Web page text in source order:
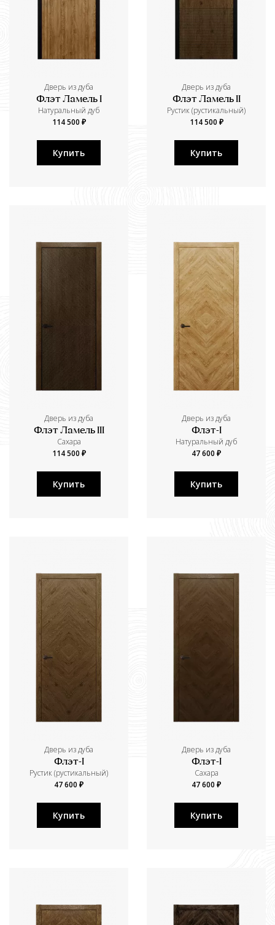
Дверь из дуба
Флэт Ламель I
Натуральный дуб
114 500 ₽
Купить
Дверь из дуба
Флэт Ламель II
Рустик (рустикальный)
114 500 ₽
Купить
Дверь из дуба
Флэт Ламель III
Сахара
114 500 ₽
Купить
Дверь из дуба
Флэт-I
Натуральный дуб
47 600 ₽
Купить
Дверь из дуба
Флэт-I
Рустик (рустикальный)
47 600 ₽
Купить
Дверь из дуба
Флэт-I
Сахара
47 600 ₽
Купить